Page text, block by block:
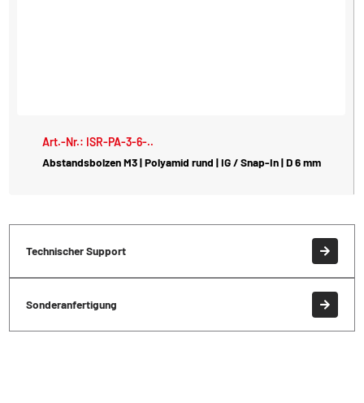
Art.-Nr.: ISR-PA-3-6-..
Abstandsbolzen M3 | Polyamid rund | IG / Snap-In | D 6 mm
Technischer Support
Sonderanfertigung